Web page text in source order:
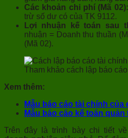
Các khoản chi phí (Mã 02):
trừ số dư có của TK 9112.
Lợi nhuận kế toán sau
nhuận = Doanh thu thuần
(Mã 02).
Tham khảo cách lập báo
Xem thêm:
Mẫu báo cáo tài chính của
Mẫu báo cáo kế toán
Trên đây là trình bày chi tiết về